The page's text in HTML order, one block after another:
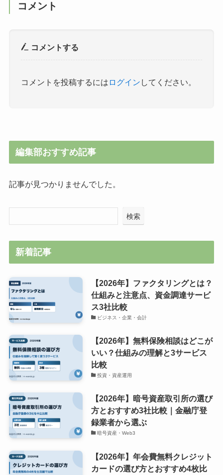
コメント
コメントする
コメントを投稿するには ログイン してください。
編集部おすすめ記事
記事が見つかりませんでした。
検索
新着記事
【2026年】ファクタリングとは？
仕組みと注意点、資金調達サービ
ス3社比較
ビジネス・企業・会計
【2026年】無料保険相談はどこが
いい？仕組みの理解と3サービス
比較
投資・資産運用
【2026年】暗号資産取引所の選び
方とおすすめ3社比較｜金融庁登
録業者から選ぶ
暗号資産・Web3
【2026年】年会費無料クレジット
カードの選び方とおすすめ4枚比